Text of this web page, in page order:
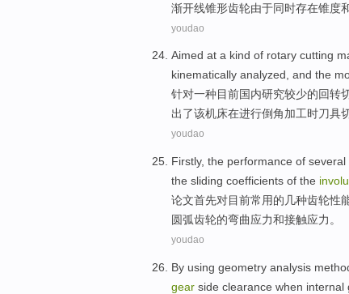
渐开线锥形齿轮由于同时存在锥度
youdao
Aimed at a kind of rotary cutting
kinematically analyzed, and the
针对一种目前国内研究较少的回转
出了该机床在进行倒角加工时刀具
youdao
Firstly, the performance of several
the sliding coefficients of the
论文首先对目前常用的 几种齿轮性
圆弧齿轮的弯曲应力和接触应力。
youdao
By using geometry analysis
gear side clearance when internal